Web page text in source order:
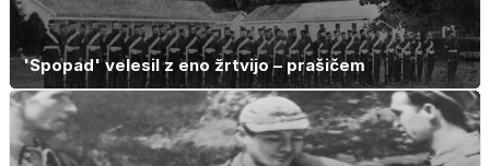
'Spopad' velesil z eno žrtvijo – prašičem